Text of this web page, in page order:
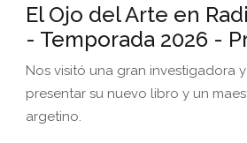
El Ojo del Arte en
- Temporada 2026 -
Nos visitó una gran investigadora
presentar su nuevo libro y un
argetino.